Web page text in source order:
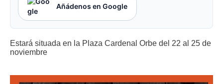
Añádenos en Google
Estará situada en la Plaza Cardenal Orbe del 22 al 25 de
noviembre